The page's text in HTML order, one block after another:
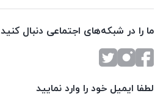
ما را در شبکه‌های اجتماعی دنبال کنید
لطفا ایمیل خود را وارد نمایید